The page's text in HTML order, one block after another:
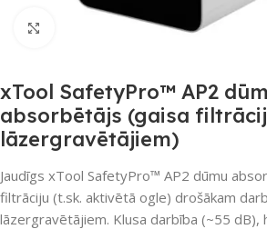
Noklikšķiniet, lai palielinātu
xTool SafetyPro™ AP2
absorbētājs (gaisa
lāzergravētājiem)
Jaudīgs xTool SafetyPro™ AP2 dūmu
filtrāciju (t.sk. aktivētā ogle) drošākam
lāzergravētājiem. Klusa darbība (~55 dB),